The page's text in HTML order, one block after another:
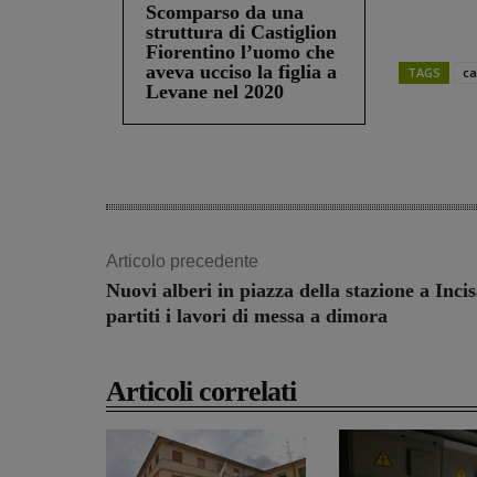
Scomparso da una
struttura di Castiglion
Fiorentino l’uomo che
aveva ucciso la figlia a
Levane nel 2020
TAGS
Articolo precedente
Nuovi alberi in piazza della stazione a
partiti i lavori di messa a dimora
Articoli correlati